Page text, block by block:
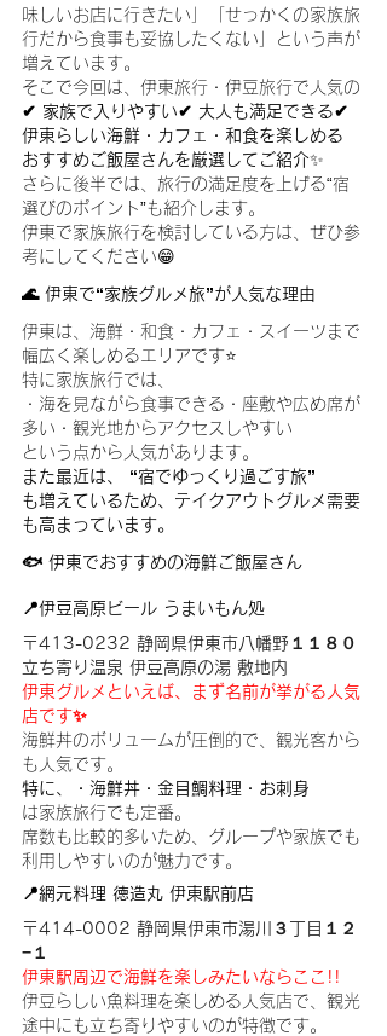
味しいお店に行きたい」「せっかくの家族旅
行だから食事も妥協したくない」という声が
増えています。
そこで今回は、伊東旅行・伊豆旅行で人気の
✔ 家族で入りやすい✔ 大人も満足できる✔
伊東らしい海鮮・カフェ・和食を楽しめる
おすすめご飯屋さんを厳選してご紹介✨
さらに後半では、旅行の満足度を上げる“宿
選びのポイント”も紹介します。
伊東で家族旅行を検討している方は、ぜひ参
考にしてください😁
🌊 伊東で“家族グルメ旅”が人気な理由
伊東は、海鮮・和食・カフェ・スイーツまで
幅広く楽しめるエリアです⭐️
特に家族旅行では、
・海を見ながら食事できる・座敷や広め席が
多い・観光地からアクセスしやすい
という点から人気があります。
また最近は、 “宿でゆっくり過ごす旅”
も増えているため、テイクアウトグルメ需要
も高まっています。
🐟 伊東でおすすめの海鮮ご飯屋さん
📍伊豆高原ビール うまいもん処
〒413-0232 静岡県伊東市八幡野１１８０
立ち寄り温泉 伊豆高原の湯 敷地内
伊東グルメといえば、まず名前が挙がる人気
店です✨
海鮮丼のボリュームが圧倒的で、観光客から
も人気です。
特に、・海鮮丼・金目鯛料理・お刺身
は家族旅行でも定番。
席数も比較的多いため、グループや家族でも
利用しやすいのが魅力です。
📍網元料理 徳造丸 伊東駅前店
〒414-0002 静岡県伊東市湯川３丁目１２
−１
伊東駅周辺で海鮮を楽しみたいならここ!!
伊豆らしい魚料理を楽しめる人気店で、観光
途中にも立ち寄りやすいのが特徴です。